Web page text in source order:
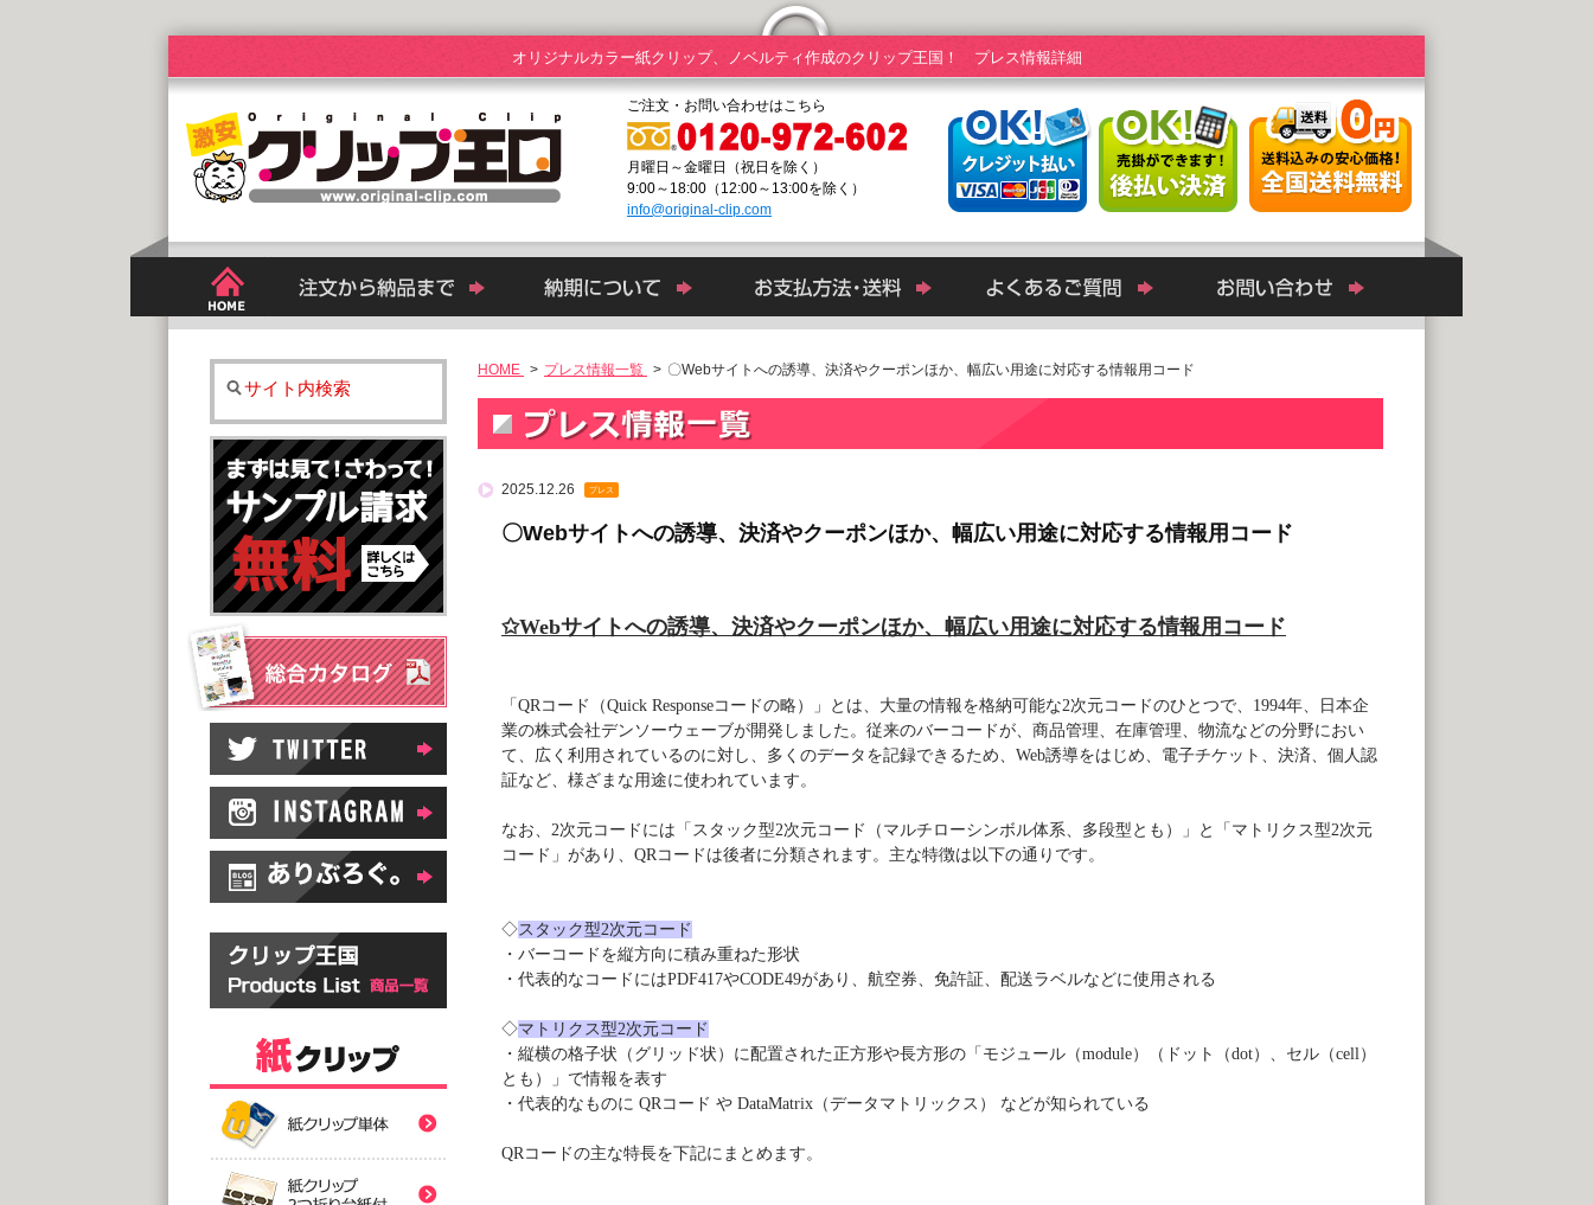
オリジナルカラー紙クリップ、ノベルティ作成のクリップ王国！ プレス情報詳細
ご注文・お問い合わせはこちら
月曜日～金曜日（祝日を除く）
9:00～18:00（12:00～13:00を除く）
info@original-clip.com
HOME > プレス情報一覧 > 〇Webサイトへの誘導、決済やクーポンほか、幅広い用途に対応する情報用コード
2025.12.26 プレス
〇Webサイトへの誘導、決済やクーポンほか、幅広い用途に対応する情報用コード
✩Webサイトへの誘導、決済やクーポンほか、幅広い用途に対応する情報用コード
「 QRコード（Quick Responseコードの略）」とは、大量の情報を格納可能な2次元コードのひとつで、 1994年、日本企
業の株式会社デンソーウェーブが開発しました。従来のバーコードが、商品管理、在庫管理、物流などの分野におい
て、広く利用されているのに対し、多くのデータを記録できるため、 Web誘導をはじめ、電子チケット、決済、個人認
証など、様ざまな用途に使われています。
なお、 2次元コードには「スタック型2次元コード（マルチローシンボル体系、多段型とも）」と「マトリクス型2次元
コード」があり、 QRコードは後者に分類されます。主な特徴は以下の通りです。
◇スタック型2次元コード
・バーコードを縦方向に積み重ねた形状
・代表的なコードにはPDF417やCODE49があり、航空券、免許証、配送ラベルなどに使用される
◇マトリクス型2次元コード
・縦横の格子状（グリッド状）に配置された正方形や長方形の「モジュール（module）（ドット（dot）、セル（cell）
とも）」で情報を表す
・代表的なものに QRコード や DataMatrix （データマトリックス） などが知られている
QRコードの主な特長を下記にまとめます。
サイト内検索
紙クリップ印刷なし形状カット